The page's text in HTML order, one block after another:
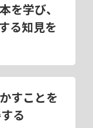
学び、
る知見を
すことを
る